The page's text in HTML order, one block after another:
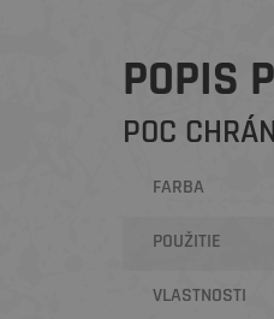
POPIS
POC
FARBA
POUŽITIE
VLASTNOSTI